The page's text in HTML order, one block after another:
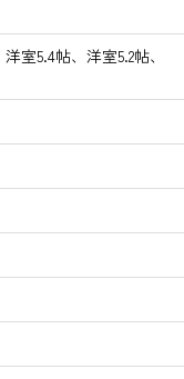
室5.4帖、洋室5.2帖、